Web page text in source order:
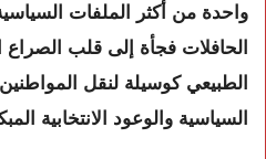
واحدة من أكثر الملفات
الحافلات فجأة إلى قلب
الطبيعي كوسيلة لنقل
السياسية والوعود الانتخابية